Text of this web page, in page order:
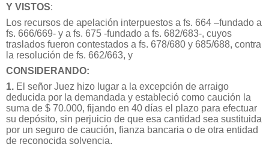
Y VISTOS:
Los recursos de apelación interpuestos a fs. 664 –fundado a
fs. 666/669- y a fs. 675 -fundado a fs. 682/683-, cuyos
traslados fueron contestados a fs. 678/680 y 685/688, contra
la resolución de fs. 662/663, y
CONSIDERANDO:
1. El señor Juez hizo lugar a la excepción de arraigo
deducida por la demandada y estableció como caución la
suma de $ 70.000, fijando en 40 días el plazo para efectuar
su depósito, sin perjuicio de que esa cantidad sea sustituida
por un seguro de caución, fianza bancaria o de otra entidad
de reconocida solvencia.